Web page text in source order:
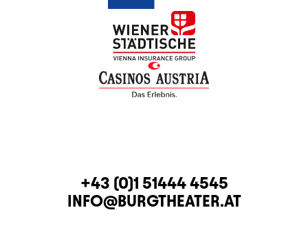
CONTACTTELEPHONE
+43 (0)1 51444 4545
E-MAIL
INFO@BURGTHEATER.AT